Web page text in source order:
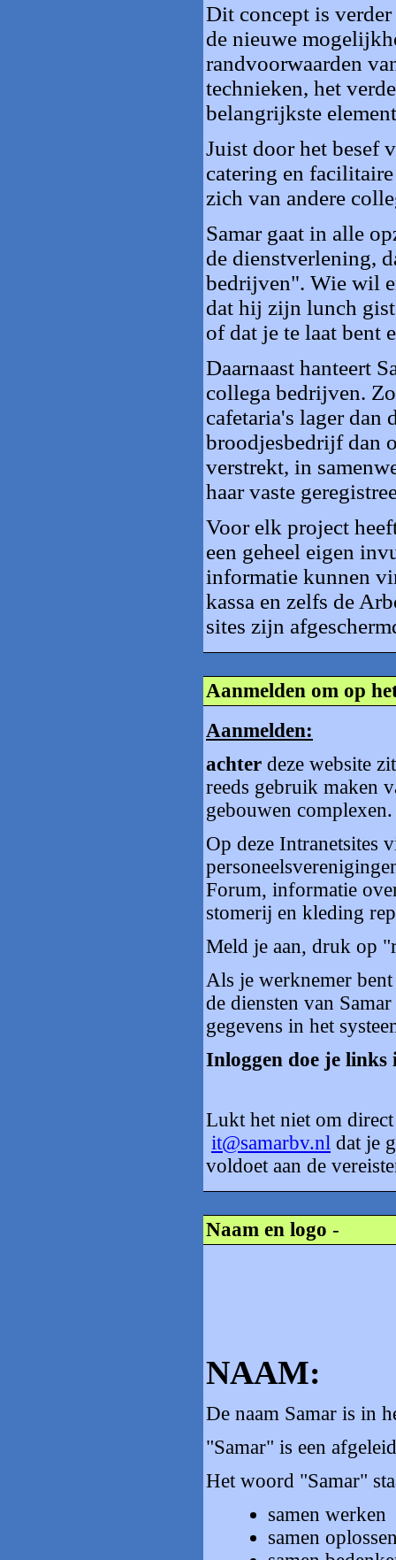
Dit concept is
de nieuwe
randvoorwaarden
technieken, het
belangrijkste
Juist door het besef
catering en
zich van andere
Samar gaat in alle
de dienstverlening,
bedrijven". Wie wil
dat hij zijn lunch
of dat je te laat bent
Daarnaast hanteert
collega bedrijven.
cafetaria's lager dan
broodjesbedrijf dan
verstrekt, in
haar vaste
Voor elk project
een geheel eigen
informatie kunnen
kassa en zelfs de
sites zijn
Aanmelden om op
Aanmelden:
achter deze website
reeds gebruik maken
gebouwen complexen.
Op deze Intranetsites
Forum, informatie
stomerij en kleding
Meld je aan, druk op
Als je werknemer
de diensten van
gegevens in het
Inloggen doe je links
Lukt het niet om
it@samarbv.nl dat je
voldoet aan de
Naam en logo -
NAAM:
De naam Samar is in
"Samar" is een
Het woord "Samar"
samen werken
samen